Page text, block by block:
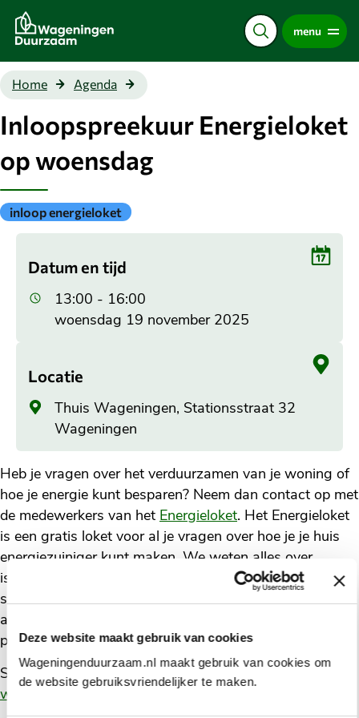
Deze website maakt gebruik van cookies
Wageningenduurzaam.nl maakt gebruik van cookies om
de website gebruiksvriendelijker te maken.
Direct
naar
de
content
menu
Home Agenda
Inloopspreekuur
Energieloket op
Inloopspreekuur Energieloket
op woensdag
Gepubliceerd
categorie:
inloop energieloket
Datum en tijd
13:00 - 16:00
woensdag 19 november 2025
Locatie
Algemeen
adres
Thuis Wageningen, Stationsstraat 32
Wageningen
Heb je vragen over het verduurzamen van je woning of
hoe je energie kunt besparen? Neem dan contact op met
de medewerkers van het Energieloket. Het Energieloket
is een gratis loket voor al je vragen over hoe je je huis
energiezuiniger kunt maken. We weten alles over
isolatie, zonnepanelen of warmtepompen, en over
subsidies of leningen die je hiervoor kunt aanvragen. En
als we het niet weten, helpen we je op weg naar de
persoon of organisatie die het je kan vertellen.
Stuur je vraag in een e-mail naar:vraag@energieloket-
wageningen.nl
(0317) 49 28 01